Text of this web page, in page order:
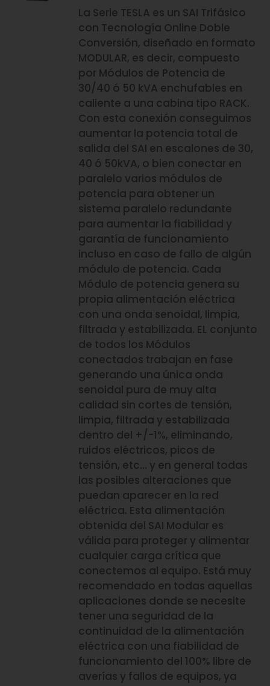
La Serie TESLA es un SAI Trifásico
con Tecnología Online Doble
Conversión, diseñado en formato
MODULAR, es decir, compuesto
por Módulos de Potencia de
30/40 ó 50 kVA enchufables en
caliente a una cabina tipo RACK.
Con esta conexión conseguimos
aumentar la potencia total de
salida del SAI en escalones de 30,
40 ó 50kVA, o bien conectar en
paralelo varios módulos de
potencia para obtener un
sistema paralelo redundante
para aumentar la fiabilidad y
garantía de funcionamiento
incluso en caso de fallo de algún
módulo de potencia. Cada
Módulo de potencia genera su
propia alimentación eléctrica
con una onda senoidal, limpia,
filtrada y estabilizada. EL conjunto
de todos los Módulos
conectados trabajan en fase
generando una única onda
senoidal pura de muy alta
calidad sin cortes de tensión,
limpia, filtrada y estabilizada
dentro del +/-1%, eliminando,
ruidos eléctricos, picos de
tensión, etc… y en general todas
las posibles alteraciones que
puedan aparecer en la red
eléctrica. Esta alimentación
obtenida del SAI Modular es
válida para proteger y alimentar
cualquier carga crítica que
conectemos al equipo. Está muy
recomendado en todas aquellas
aplicaciones donde se necesite
tener una seguridad de la
continuidad de la alimentación
eléctrica con una fiabilidad de
funcionamiento del 100% libre de
averías y fallos de equipos, ya